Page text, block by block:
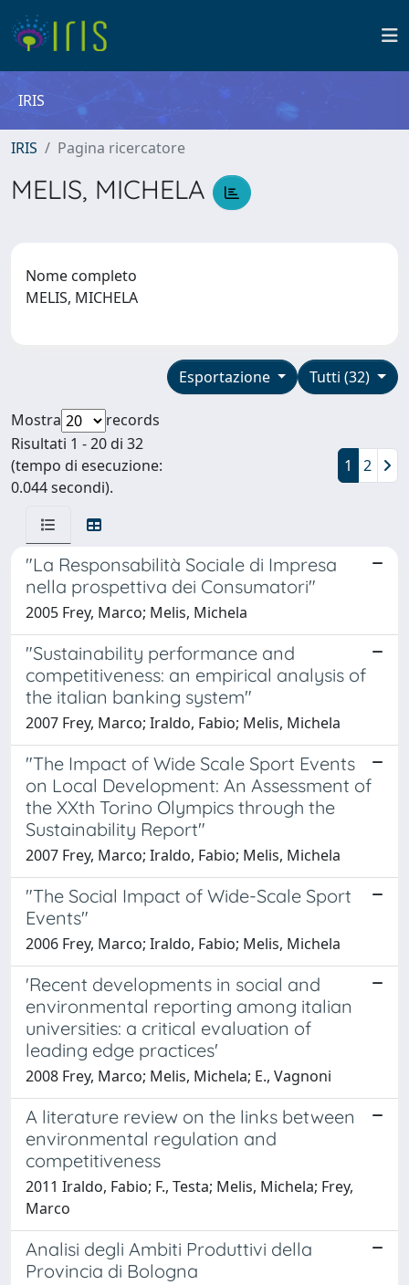
IRIS
IRIS Pagina ricercatore
MELIS, MICHELA
Nome completo
MELIS, MICHELA
Tutti (32)
Esportazione
Mostra
records
Risultati 1 - 20 di 32
(tempo di esecuzione:
0.044 secondi).
1 2
"La Responsabilità Sociale di Impresa
nella prospettiva dei Consumatori"
2005 Frey, Marco; Melis, Michela
"Sustainability performance and
competitiveness: an empirical analysis of
the italian banking system"
2007 Frey, Marco; Iraldo, Fabio; Melis, Michela
"The Impact of Wide Scale Sport Events
on Local Development: An Assessment of
the XXth Torino Olympics through the
Sustainability Report"
2007 Frey, Marco; Iraldo, Fabio; Melis, Michela
"The Social Impact of Wide-Scale Sport
Events"
2006 Frey, Marco; Iraldo, Fabio; Melis, Michela
'Recent developments in social and
environmental reporting among italian
universities: a critical evaluation of
leading edge practices'
2008 Frey, Marco; Melis, Michela; E., Vagnoni
A literature review on the links between
environmental regulation and
competitiveness
2011 Iraldo, Fabio; F., Testa; Melis, Michela; Frey,
Marco
Analisi degli Ambiti Produttivi della
Provincia di Bologna